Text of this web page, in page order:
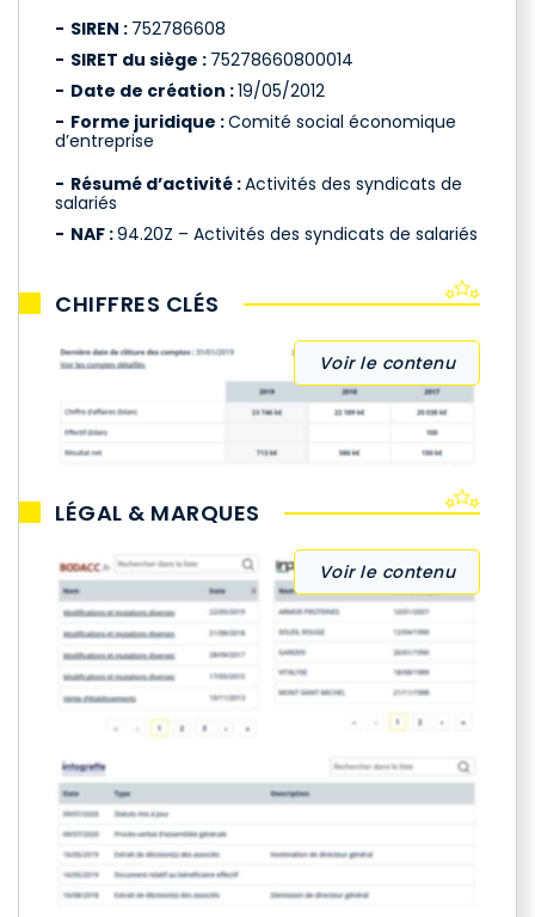
SIREN : 752786608
SIRET du siège : 75278660800014
Date de création :19/05/2012
Forme juridique :Comité social économique
d’entreprise
Résumé d’activité :Activités des syndicats de
salariés
NAF :94.20Z – Activités des syndicats de salariés
CHIFFRES CLÉS
Voir le contenu
LÉGAL & MARQUES
Voir le contenu